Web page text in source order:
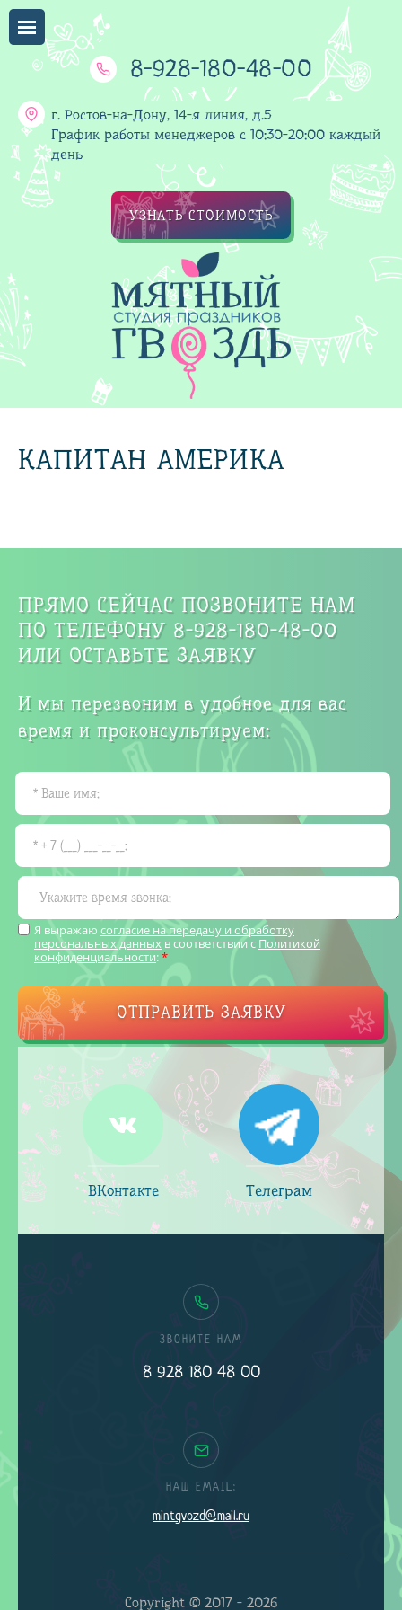
8-928-180-48-00
г. Ростов-на-Дону, 14-я линия, д.5
График работы менеджеров с 10:30-20:00 каждый
день
УЗНАТЬ СТОИМОСТЬ
КАПИТАН АМЕРИКА
ПРЯМО СЕЙЧАС ПОЗВОНИТЕ НАМ
ПО ТЕЛЕФОНУ 8-928-180-48-00
ИЛИ ОСТАВЬТЕ ЗАЯВКУ
И мы перезвоним в удобное для вас
время и проконсультируем:
Я выражаю согласие на передачу и обработку
персональных данных в соответствии с Политикой
конфиденциальности:*
ОТПРАВИТЬ ЗАЯВКУ
ВКонтакте Телеграм
ЗВОНИТЕ НАМ
8 928 180 48 00
НАШ EMAIL:
mintgvozd@mail.ru
Copyright © 2017 - 2026